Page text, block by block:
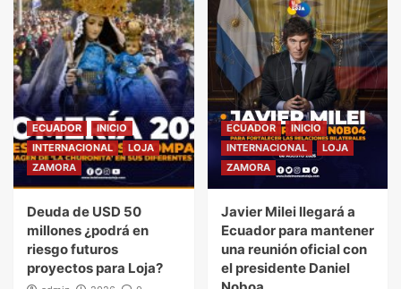
ECUADOR
INICIO
INTERNACIONAL
LOJA
ZAMORA
Deuda de USD 50
millones ¿podrá en
riesgo futuros
proyectos para Loja?
ECUADOR
INICIO
INTERNACIONAL
LOJA
ZAMORA
Javier Milei llegará a
Ecuador para mantener
una reunión oficial con
el presidente Daniel